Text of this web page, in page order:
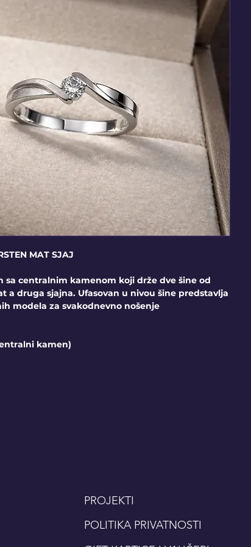
MAT SJAJ
sa centralnim kamenom koji drže dve šine od
a druga sjajna. Ufasovan u nivou šine predstavlja
modela za svakodnevno nošenje
kamen)
PROJEKTI
POLITIKA PRIVATNOSTI